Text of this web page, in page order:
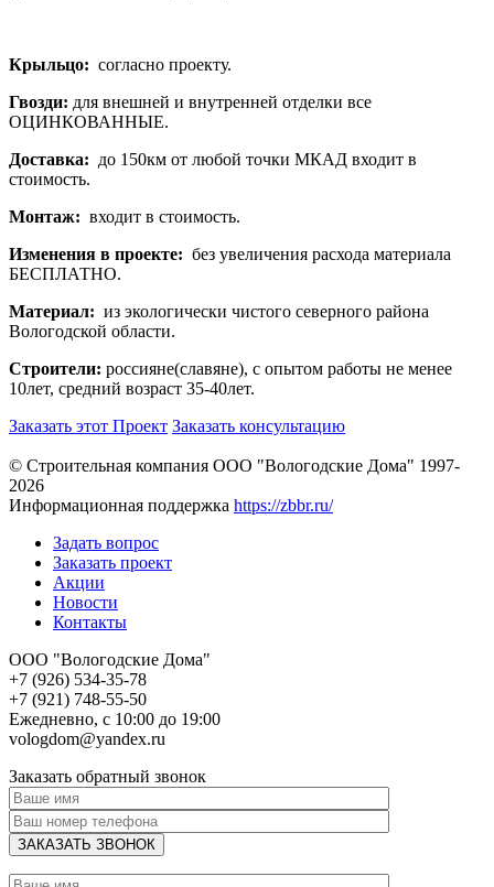
Крыльцо: согласно проекту.
Гвозди: для внешней и внутренней отделки все
ОЦИНКОВАННЫЕ.
Доставка: до 150км от любой точки МКАД входит в
стоимость.
Монтаж: входит в стоимость.
Изменения в проекте: без увеличения расхода материала
БЕСПЛАТНО.
Материал: из экологически чистого северного района
Вологодской области.
Строители: россияне(славяне), с опытом работы не менее
10лет, средний возраст 35-40лет.
Заказать этот Проект Заказать консультацию
© Строительная компания ООО "Вологодские Дома" 1997-
2026
Информационная поддержка https://zbbr.ru/
Задать вопрос
Заказать проект
Акции
Новости
Контакты
ООО "Вологодские Дома"
+7 (926) 534-35-78
+7 (921) 748-55-50
Ежедневно, с 10:00 до 19:00
vologdom@yandex.ru
Заказать обратный звонок